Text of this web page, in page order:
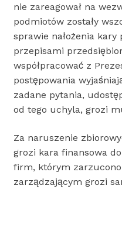
nie zareagował na
podmiotów zostały
sprawie nałożenia kary
przepisami
współpracować z
postępowania
zadane pytania,
od tego uchyla, grozi
Za naruszenie
grozi kara finansowa
firm, którym
zarządzającym grozi